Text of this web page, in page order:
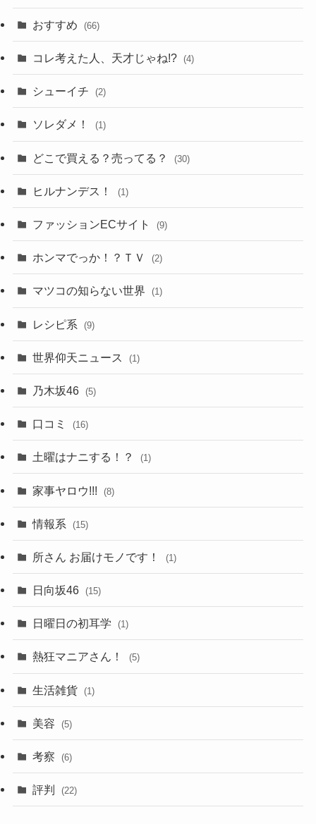
おすすめ (66)
コレ考えた人、天才じゃね!? (4)
シューイチ (2)
ソレダメ！ (1)
どこで買える？売ってる？ (30)
ヒルナンデス！ (1)
ファッションECサイト (9)
ホンマでっか！？ＴＶ (2)
マツコの知らない世界 (1)
レシピ系 (9)
世界仰天ニュース (1)
乃木坂46 (5)
口コミ (16)
土曜はナニする！？ (1)
家事ヤロウ!!! (8)
情報系 (15)
所さん お届けモノです！ (1)
日向坂46 (15)
日曜日の初耳学 (1)
熱狂マニアさん！ (5)
生活雑貨 (1)
美容 (5)
考察 (6)
評判 (22)